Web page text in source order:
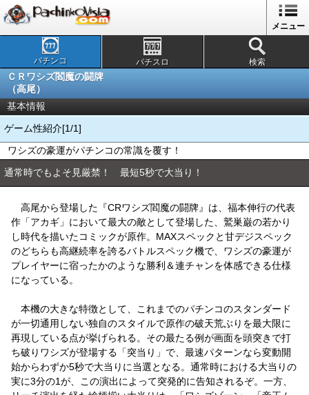
メニュー
パチンコ パチスロ 検索
ＣＲワシズ閻魔の闘牌
（高尾）
基本情報
ゲーム性紹介[1/1]
ワシズの豪運がパチンコの常識を覆す！
通常時でもよそ見厳禁！ 最短5秒で大当り！
高尾から登場した『CRワシズ閻魔の闘牌』は、福本伸行の代表
作「アカギ」において最大の敵として登場した、鷲巣巌の若かり
し時代を描いたコミックが原作。MAXスペックと甘デジスペック
のどちらも高継続率を誇るバトルスペック機で、ワシズの豪運が
プレイヤーに宿ったかのような勝利＆連チャンを体感できる仕様
になっている。
本機の大きな特徴として、これまでのパチンコのスタンダード
が一切通用しない独自のスタイルで原作の破天荒ぶりを最大限に
再現している点が挙げられる。その最たる例が画面を頭突きで打
ち破りワシズが登場する「突当り」で、最速パターンなら変動開
始からわずか5秒で大当りに当選となる。通常時における大当りの
実に3分の1が、この演出によって突発的に告知されるぞ。一方、